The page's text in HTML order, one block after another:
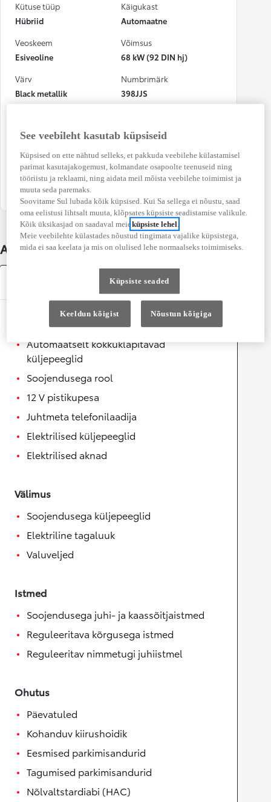
Kütuse tüüp
Hübriid
Käigukast
Automaatne
Veoskeem
Esiveoline
Võimsus
68 kW (92 DIN hj)
Värv
Black metallik
Numbrimärk
398JJS
109 g/km
4,8 l / 100 km
Osalenud
kindlustusjuhtumis
Ei
Auto üksikasjad
Automaatselt kokkuklapitavad
küljepeeglid
Soojendusega rool
12 V pistikupesa
Juhtmeta telefonilaadija
Elektrilised küljepeeglid
Elektrilised aknad
Välimus
Soojendusega küljepeeglid
Elektriline tagaluuk
Valuveljed
Istmed
Soojendusega juhi- ja kaassõitjaistmed
Reguleeritava kõrgusega istmed
Reguleeritav nimmetugi juhiistmel
Ohutus
Päevatuled
Kohanduv kiirushoidik
Eesmised parkimisandurid
Tagumised parkimisandurid
Nõlvaltstardiabi (HAC)
See veebileht kasutab küpsiseid
Küpsised on ette nähtud selleks, et pakkuda veebilehe külastamisel
parimat kasutajakogemust, kolmandate osapoolte teenuseid ning
tööriistu ja reklaami, ning aidata meil mõista veebilehe toimimist ja
muuta seda paremaks.
Soovitame Sul lubada kõik küpsised. Kui Sa sellega ei nõustu, saad
oma eelistusi lihtsalt muuta, klõpsates küpsiste seadistamise valikule.
Kõik üksikasjad on saadaval meieküpsiste lehel
Meie veebilehte külastades nõustud tingimata vajalike küpsistega,
mida ei saa keelata ja mis on olulised lehe normaalseks toimimiseks.
Küpsiste seaded
Keeldun kõigist Nõustun kõigiga